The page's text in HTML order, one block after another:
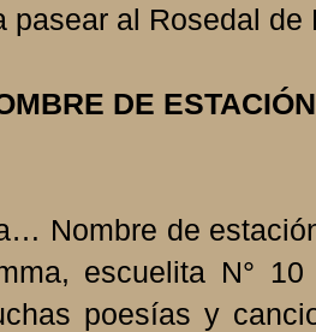
pasear al Rosedal
DE
de estación
escuelita N°
poesías y